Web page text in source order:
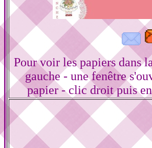
Pour voir les papiers dans
gauche - une fenêtre
papier - clic droit puis